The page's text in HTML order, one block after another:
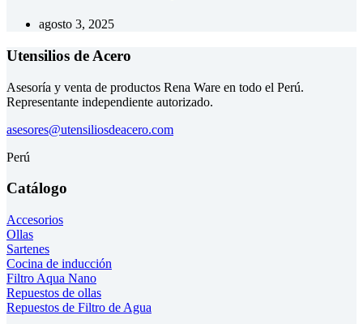
agosto 3, 2025
Utensilios de Acero
Asesoría y venta de productos Rena Ware en todo el Perú.
Representante independiente autorizado.
asesores@utensiliosdeacero.com
Perú
Catálogo
Accesorios
Ollas
Sartenes
Cocina de inducción
Filtro Aqua Nano
Repuestos de ollas
Repuestos de Filtro de Agua